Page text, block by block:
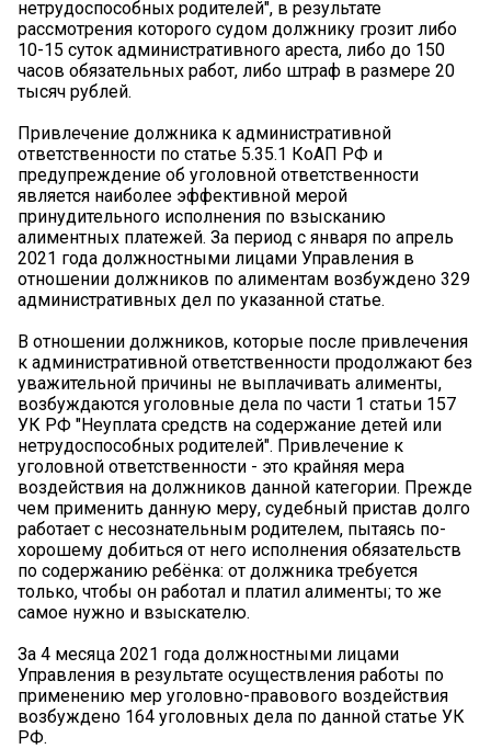
нетрудоспособных родителей", в результате
рассмотрения которого судом должнику грозит либо
10-15 суток административного ареста, либо до 150
часов обязательных работ, либо штраф в размере 20
тысяч рублей.
Привлечение должника к административной
ответственности по статье 5.35.1 КоАП РФ и
предупреждение об уголовной ответственности
является наиболее эффективной мерой
принудительного исполнения по взысканию
алиментных платежей. За период с января по апрель
2021 года должностными лицами Управления в
отношении должников по алиментам возбуждено 329
административных дел по указанной статье.
В отношении должников, которые после привлечения
к административной ответственности продолжают без
уважительной причины не выплачивать алименты,
возбуждаются уголовные дела по части 1 статьи 157
УК РФ "Неуплата средств на содержание детей или
нетрудоспособных родителей". Привлечение к
уголовной ответственности - это крайняя мера
воздействия на должников данной категории. Прежде
чем применить данную меру, судебный пристав долго
работает с несознательным родителем, пытаясь по-
хорошему добиться от него исполнения обязательств
по содержанию ребёнка: от должника требуется
только, чтобы он работал и платил алименты; то же
самое нужно и взыскателю.
За 4 месяца 2021 года должностными лицами
Управления в результате осуществления работы по
применению мер уголовно-правового воздействия
возбуждено 164 уголовных дела по данной статье УК
РФ.